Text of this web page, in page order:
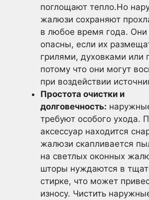
поглощают тепло.Но
жалюзи сохраняют
в любое время года. Они
опасны, если их
грилями, духовками или
потому что они могут
при воздействии
Простота очистки и
долговечность:
требуют особого ухода.
аксессуар находится
жалюзи скапливается
на светлых оконных
шторы нуждаются в
стирке, что может
износу. Чистить